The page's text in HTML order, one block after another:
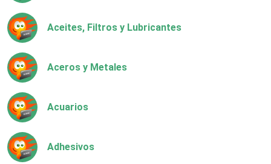
Aceites, Filtros y Lubricantes
Aceros y Metales
Acuarios
Adhesivos